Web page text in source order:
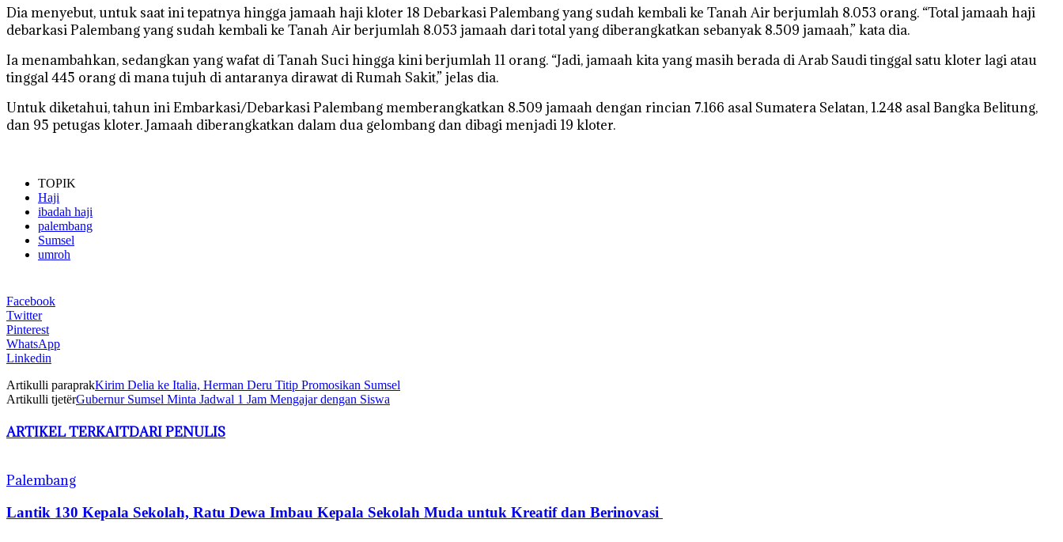
Dia menyebut, untuk saat ini tepatnya hingga jamaah haji kloter 18 Debarkasi Palembang yang sudah kembali ke Tanah Air berjumlah 8.053 orang. “Total jamaah haji
debarkasi Palembang yang sudah kembali ke Tanah Air berjumlah 8.053 jamaah dari total yang diberangkatkan sebanyak 8.509 jamaah,” kata dia.
Ia menambahkan, sedangkan yang wafat di Tanah Suci hingga kini berjumlah 11 orang. “Jadi, jamaah kita yang masih berada di Arab Saudi tinggal satu kloter lagi atau
tinggal 445 orang di mana tujuh di antaranya dirawat di Rumah Sakit,” jelas dia.
Untuk diketahui, tahun ini Embarkasi/Debarkasi Palembang memberangkatkan 8.509 jamaah dengan rincian 7.166 asal Sumatera Selatan, 1.248 asal Bangka Belitung,
dan 95 petugas kloter. Jamaah diberangkatkan dalam dua gelombang dan dibagi menjadi 19 kloter.
TOPIK
Haji
ibadah haji
palembang
Sumsel
umroh
Facebook
Twitter
Pinterest
WhatsApp
Linkedin
Artikulli paraprakKirim Delia ke Italia, Herman Deru Titip Promosikan Sumsel
Artikulli tjetërGubernur Sumsel Minta Jadwal 1 Jam Mengajar dengan Siswa
ARTIKEL TERKAITDARI PENULIS
Palembang
Lantik 130 Kepala Sekolah, Ratu Dewa Imbau Kepala Sekolah Muda untuk Kreatif dan Berinovasi